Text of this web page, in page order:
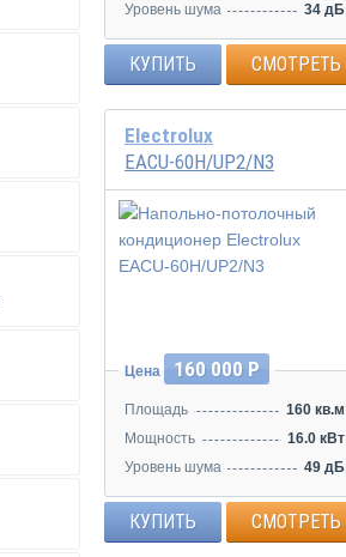
Уровень шума
34 дБ
КУПИТЬ СМОТРЕТЬ
Electrolux
EACU-60H/UP2/N3
Цена 160 000 Р
Площадь
160 кв.м
Мощность
16.0 кВт
Уровень шума
49 дБ
КУПИТЬ СМОТРЕТЬ